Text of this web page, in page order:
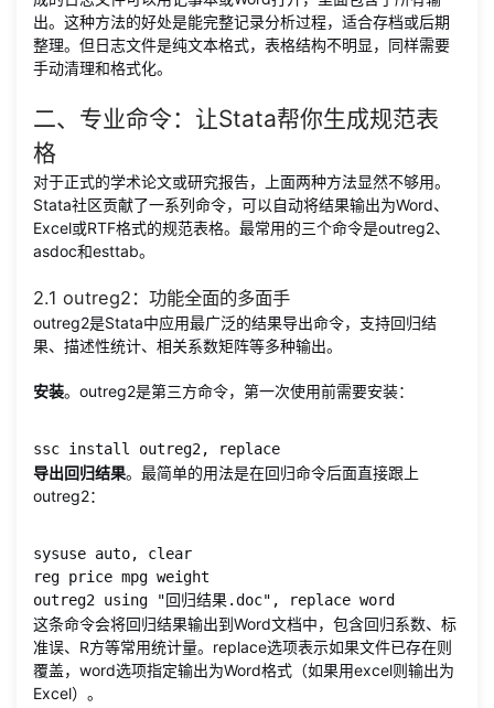
出。这种方法的好处是能完整记录分析过程，适合存档或后期
整理。但日志文件是纯文本格式，表格结构不明显，同样需要
手动清理和格式化。
二、专业命令：让Stata帮你生成规范表
格
对于正式的学术论文或研究报告，上面两种方法显然不够用。
Stata社区贡献了一系列命令，可以自动将结果输出为Word、
Excel或RTF格式的规范表格。最常用的三个命令是outreg2、
asdoc和esttab。
2.1 outreg2：功能全面的多面手
outreg2是Stata中应用最广泛的结果导出命令，支持回归结
果、描述性统计、相关系数矩阵等多种输出。
安装。outreg2是第三方命令，第一次使用前需要安装：
ssc install outreg2, replace
导出回归结果。最简单的用法是在回归命令后面直接跟上
outreg2：
sysuse auto, clear
reg price mpg weight
outreg2 using "回归结果.doc", replace word
这条命令会将回归结果输出到Word文档中，包含回归系数、标
准误、R方等常用统计量。replace选项表示如果文件已存在则
覆盖，word选项指定输出为Word格式（如果用excel则输出为
Excel）。